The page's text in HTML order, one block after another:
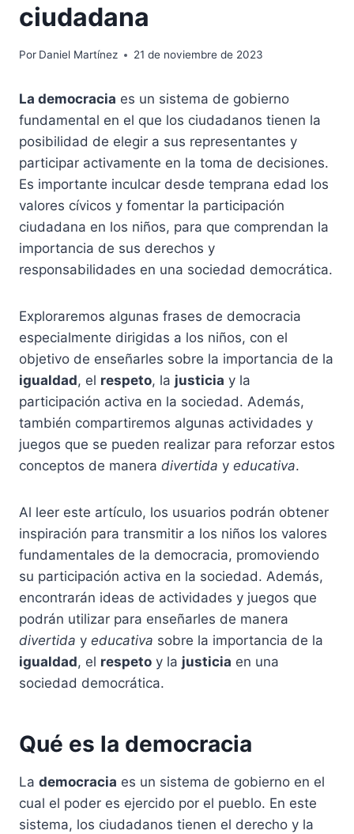
ciudadana
Por Daniel Martínez 21 de noviembre de 2023
La democracia es un sistema de gobierno
fundamental en el que los ciudadanos tienen la
posibilidad de elegir a sus representantes y
participar activamente en la toma de decisiones.
Es importante inculcar desde temprana edad los
valores cívicos y fomentar la participación
ciudadana en los niños, para que comprendan la
importancia de sus derechos y
responsabilidades en una sociedad democrática.
Exploraremos algunas frases de democracia
especialmente dirigidas a los niños, con el
objetivo de enseñarles sobre la importancia de la
igualdad, el respeto, la justicia y la
participación activa en la sociedad. Además,
también compartiremos algunas actividades y
juegos que se pueden realizar para reforzar estos
conceptos de manera divertida y educativa.
Al leer este artículo, los usuarios podrán obtener
inspiración para transmitir a los niños los valores
fundamentales de la democracia, promoviendo
su participación activa en la sociedad. Además,
encontrarán ideas de actividades y juegos que
podrán utilizar para enseñarles de manera
divertida y educativa sobre la importancia de la
igualdad, el respeto y la justicia en una
sociedad democrática.
Qué es la democracia
La democracia es un sistema de gobierno en el
cual el poder es ejercido por el pueblo. En este
sistema, los ciudadanos tienen el derecho y la